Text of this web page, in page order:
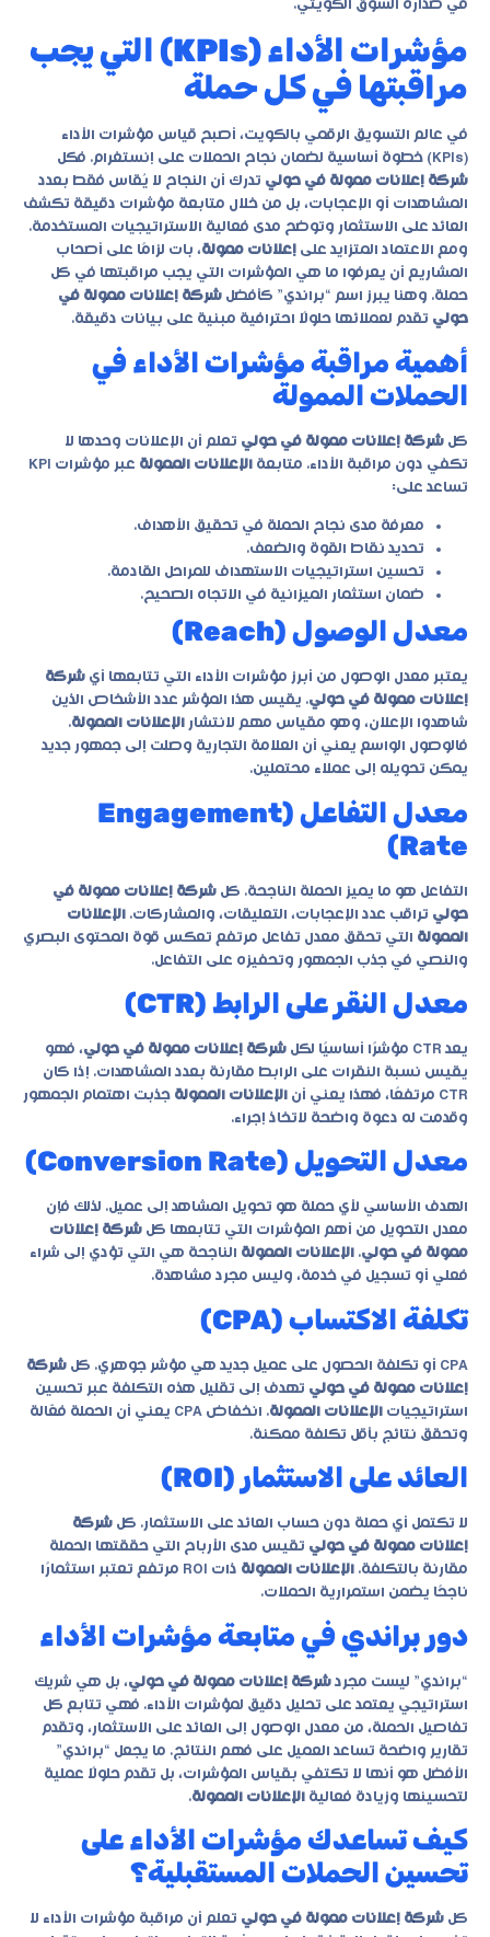
في صدارة السوق الكويتي.
مؤشرات الأداء (KPIs) التي يجب
مراقبتها في كل حملة
في عالم التسويق الرقمي بالكويت، أصبح قياس مؤشرات الأداء
(KPIs) خطوة أساسية لضمان نجاح الحملات على إنستغرام. فكل
شركة إعلانات ممولة في حولي تدرك أن النجاح لا يُقاس فقط بعدد
المشاهدات أو الإعجابات، بل من خلال متابعة مؤشرات دقيقة تكشف
العائد على الاستثمار وتوضح مدى فعالية الاستراتيجيات المستخدمة.
ومع الاعتماد المتزايد على إعلانات ممولة، بات لزامًا على أصحاب
المشاريع أن يعرفوا ما هي المؤشرات التي يجب مراقبتها في كل
حملة. وهنا يبرز اسم “براندي” كأفضل شركة إعلانات ممولة في
حولي تقدم لعملائها حلولًا احترافية مبنية على بيانات دقيقة.
أهمية مراقبة مؤشرات الأداء في
الحملات الممولة
كل شركة إعلانات ممولة في حولي تعلم أن الإعلانات وحدها لا
تكفي دون مراقبة الأداء. متابعة الإعلانات الممولة
عبر مؤشرات KPI
تساعد على:
معرفة مدى نجاح الحملة في تحقيق الأهداف.
تحديد نقاط القوة والضعف.
تحسين استراتيجيات الاستهداف للمراحل القادمة.
ضمان استثمار الميزانية في الاتجاه الصحيح.
معدل الوصول (Reach)
يعتبر معدل الوصول من أبرز مؤشرات الأداء التي تتابعها أي شركة
إعلانات ممولة في حولي. يقيس هذا المؤشر عدد الأشخاص الذين
شاهدوا الإعلان، وهو مقياس مهم لانتشار الإعلانات الممولة.
فالوصول الواسع يعني أن العلامة التجارية وصلت إلى جمهور جديد
يمكن تحويله إلى عملاء محتملين.
معدل التفاعل (Engagement
Rate)
التفاعل هو ما يميز الحملة الناجحة. كل شركة إعلانات ممولة في
حولي تراقب عدد الإعجابات، التعليقات، والمشاركات. الإعلانات
الممولة التي تحقق معدل تفاعل مرتفع تعكس قوة المحتوى البصري
والنصي في جذب الجمهور وتحفيزه على التفاعل.
معدل النقر على الرابط (CTR)
يعد CTR مؤشرًا أساسيًا لكل شركة إعلانات ممولة في حولي، فهو
يقيس نسبة النقرات على الرابط مقارنة بعدد المشاهدات. إذا كان
CTR مرتفعًا، فهذا يعني أن
الإعلانات الممولة جذبت اهتمام الجمهور
وقدمت له دعوة واضحة لاتخاذ إجراء.
معدل التحويل (Conversion Rate)
الهدف الأساسي لأي حملة هو تحويل المشاهد إلى عميل. لذلك فإن
معدل التحويل من أهم المؤشرات التي تتابعها كل شركة إعلانات
ممولة في حولي. الإعلانات الممولة الناجحة هي التي تؤدي إلى شراء
فعلي أو تسجيل في خدمة، وليس مجرد مشاهدة.
تكلفة الاكتساب (CPA)
CPA أو تكلفة الحصول على عميل جديد هي مؤشر جوهري. كل
شركة
إعلانات ممولة في حولي تهدف إلى تقليل هذه التكلفة عبر تحسين
استراتيجيات الإعلانات الممولة
. انخفاض CPA يعني أن الحملة فعّالة
وتحقق نتائج بأقل تكلفة ممكنة.
العائد على الاستثمار (ROI)
لا تكتمل أي حملة دون حساب العائد على الاستثمار. كل شركة
إعلانات ممولة في حولي تقيس مدى الأرباح التي حققتها الحملة
مقارنة بالتكلفة. الإعلانات الممولة
ذات ROI مرتفع تعتبر استثمارًا
ناجحًا يضمن استمرارية الحملات.
دور براندي في متابعة مؤشرات الأداء
“براندي” ليست مجرد شركة إعلانات ممولة في حولي، بل هي شريك
استراتيجي يعتمد على تحليل دقيق لمؤشرات الأداء. فهي تتابع كل
تفاصيل الحملة، من معدل الوصول إلى العائد على الاستثمار، وتقدم
تقارير واضحة تساعد العميل على فهم النتائج. ما يجعل “براندي”
الأفضل هو أنها لا تكتفي بقياس المؤشرات، بل تقدم حلولًا عملية
لتحسينها وزيادة فعالية الإعلانات الممولة.
كيف تساعدك مؤشرات الأداء على
تحسين الحملات المستقبلية؟
كل شركة إعلانات ممولة في حولي تعلم أن مراقبة مؤشرات الأداء لا